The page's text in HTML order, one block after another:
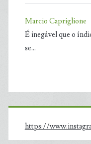
Marcio Capriglione
É inegável que o
se…
https://